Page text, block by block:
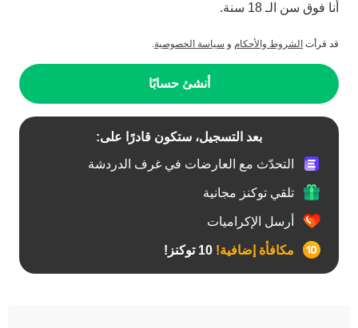
أنا فوق سن الـ 18 سنة.
قد قرأت الشروط والأحكام و سياسة الخصوصية.
أنشئ حسابًا
بعد التسجيل، ستكون قادرًا على:
التحدّث مع العارضات في غرف الدردشة
تلقي توكنز مجانية
أرسل الإكراميات
مكافأة إضافية!